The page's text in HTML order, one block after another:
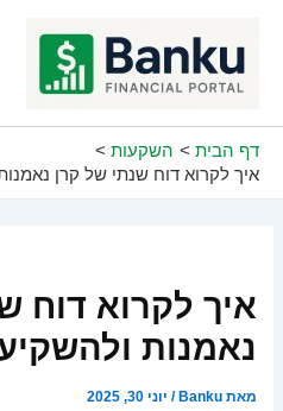
דף הבית
השקעות
איך לקרוא דוח שנתי של קרן
איך לקרוא דוח
נאמנות
מאתBanku
/ יוני 30, 2025